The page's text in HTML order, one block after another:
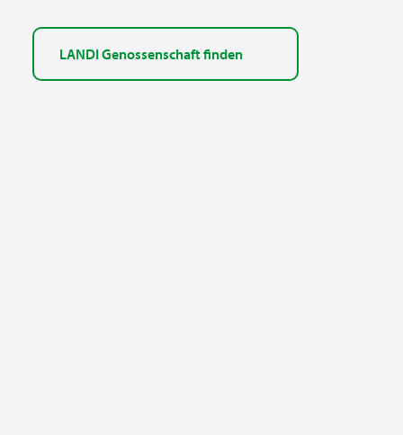
LANDI Genossenschaft finden